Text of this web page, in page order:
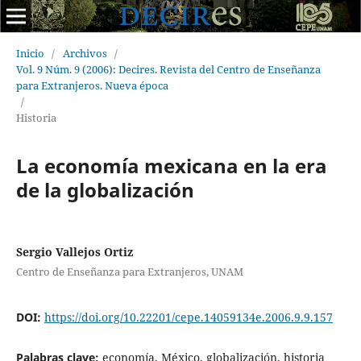
Inicio / Archivos /
Vol. 9 Núm. 9 (2006): Decires. Revista del Centro de Enseñanza
para Extranjeros. Nueva época
/
Historia
La economía mexicana en la era
de la globalización
Sergio Vallejos Ortiz
Centro de Enseñanza para Extranjeros, UNAM
DOI: https://doi.org/10.22201/cepe.14059134e.2006.9.9.157
Palabras clave: economía, México, globalización, historia